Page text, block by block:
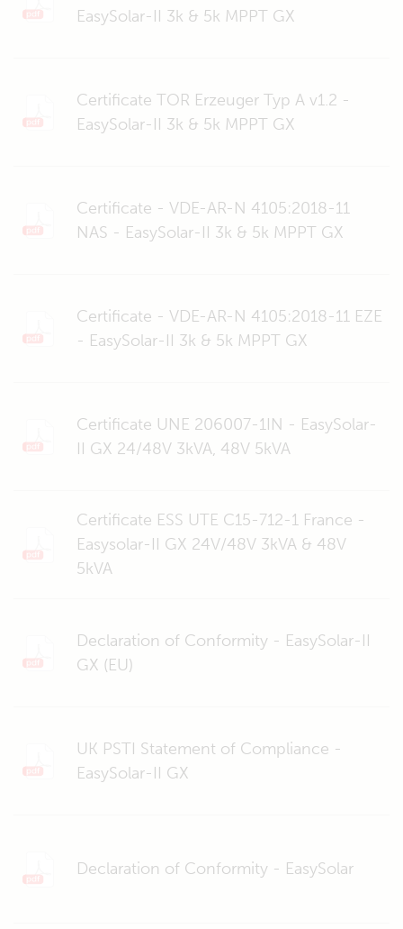
EasySolar-II 3k & 5k MPPT GX
Certificate TOR Erzeuger Typ A v1.2 -
EasySolar-II 3k & 5k MPPT GX
Certificate - VDE-AR-N 4105:2018-11
NAS - EasySolar-II 3k & 5k MPPT GX
Certificate - VDE-AR-N 4105:2018-11 EZE
- EasySolar-II 3k & 5k MPPT GX
Certificate UNE 206007-1IN - EasySolar-
II GX 24/48V 3kVA, 48V 5kVA
Certificate ESS UTE C15-712-1 France -
Easysolar-II GX 24V/48V 3kVA & 48V
5kVA
Declaration of Conformity - EasySolar-II
GX (EU)
UK PSTI Statement of Compliance -
EasySolar-II GX
Declaration of Conformity - EasySolar